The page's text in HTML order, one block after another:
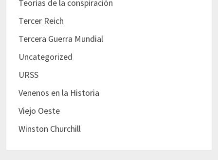
Teorías de la conspiración
Tercer Reich
Tercera Guerra Mundial
Uncategorized
URSS
Venenos en la Historia
Viejo Oeste
Winston Churchill